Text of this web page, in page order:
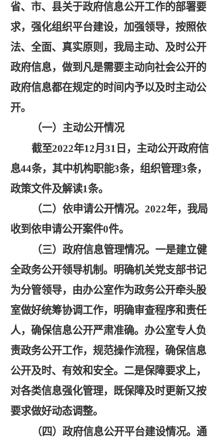
省、市、县关于政府信息公开工作的部署要
求，强化组织平台建设，加强领导，按照依
法、全面、真实原则，我局主动、及时公开
政府信息，做到凡是需要主动向社会公开的
政府信息都在规定的时间内予以及时主动公
开。
（一）主动公开情况
截至2022年12月31日，主动公开政府信
息44条，其中机构职能3条，组织管理3条，
政策文件及解读1条。
（二）依申请公开情况。 2022年，我局
收到依申请公开案件0件。
（三）政府信息管理情况。 一是建立健
全政务公开领导机制。明确机关党支部书记
为分管领导，由办公室作为政务公开牵头股
室做好统筹协调工作，明确审查程序和责任
人，确保信息公开严肃准确。办公室专人负
责政务公开工作，规范操作流程，确保信息
公开及时、有效和安全。二是保障要求上，
对各类信息强化管理，既保障及时更新又按
要求做好动态调整。
（四）政府信息公开平台建设情况。 通